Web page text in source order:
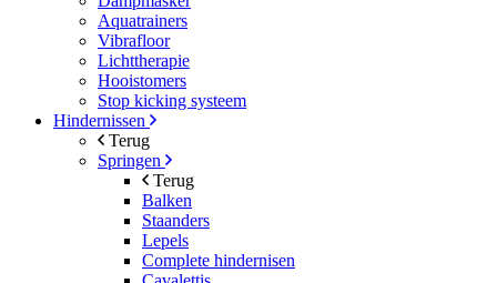
Aquatrainers
Vibrafloor
Lichttherapie
Hooistomers
Stop kicking systeem
Hindernissen
Terug
Springen
Terug
Balken
Staanders
Lepels
Complete hindernisen